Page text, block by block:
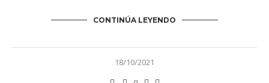
CONTINÚA LEYENDO
18/10/2021